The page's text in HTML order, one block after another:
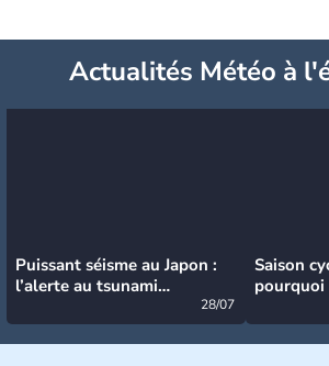
Actualités Météo à
Puissant séisme au Japon :
l’alerte au tsunami
28/07
Saison
pourquoi